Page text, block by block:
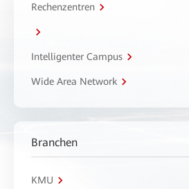
Rechenzentren
Intelligenter Campus
Wide Area Network
Branchen
KMU